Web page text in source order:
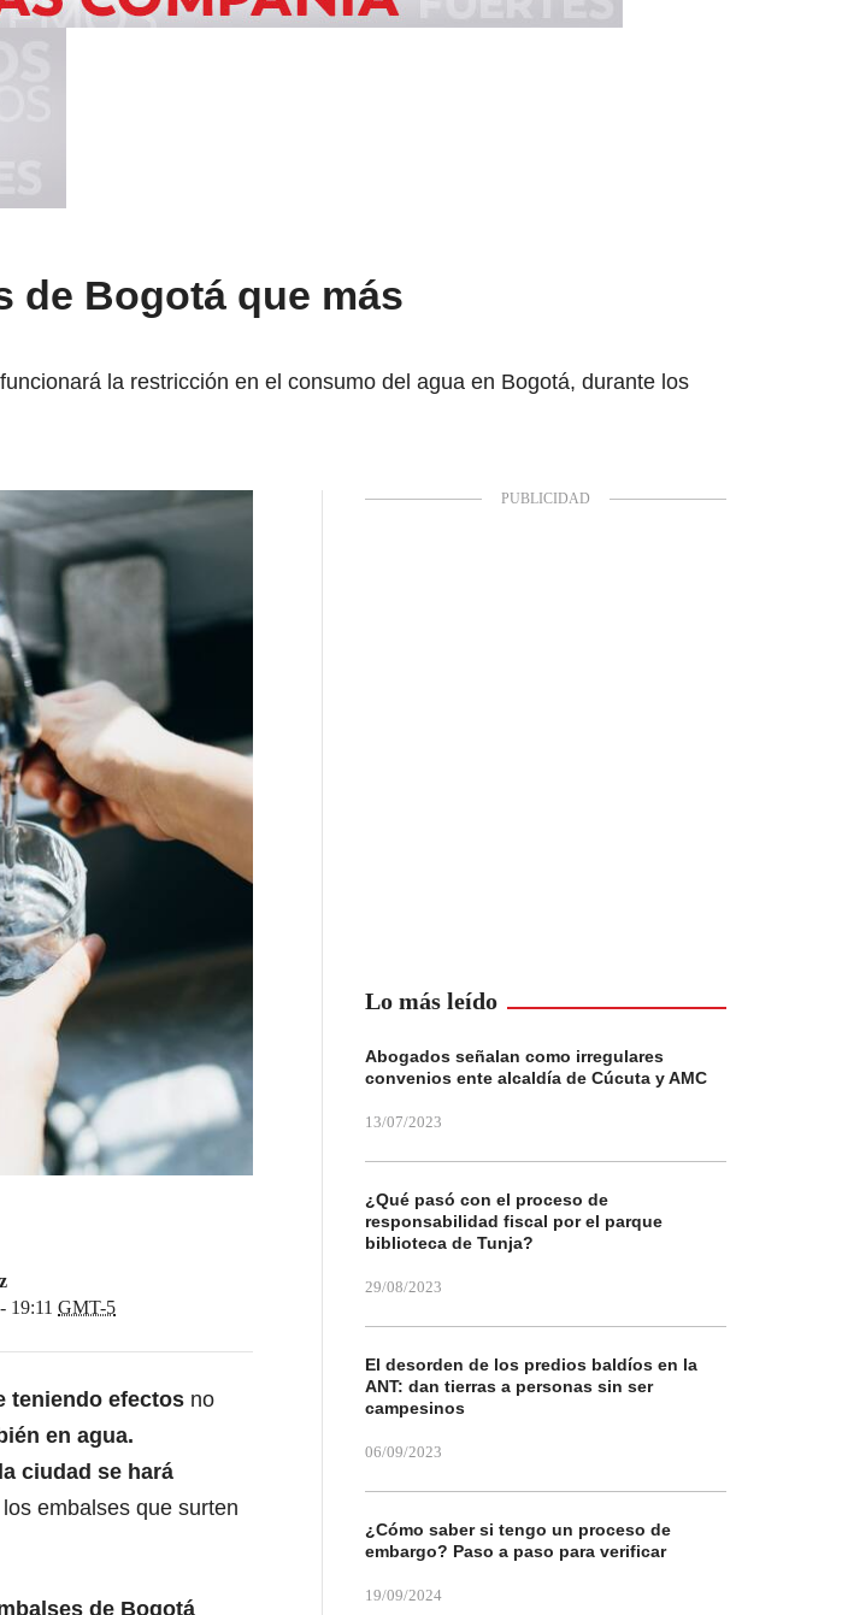
de Bogotá que más
la restricción en el consumo del agua en Bogotá, durante los
19:11 GMT-5
teniendo efectos no
en agua.
ciudad se hará
embalses que surten
de Bogotá
Lo más leído
Abogados señalan como irregulares
convenios ente alcaldía de Cúcuta y AMC
13/07/2023
¿Qué pasó con el proceso de
responsabilidad fiscal por el parque
biblioteca de Tunja?
29/08/2023
El desorden de los predios baldíos en la
ANT: dan tierras a personas sin ser
campesinos
06/09/2023
¿Cómo saber si tengo un proceso de
embargo? Paso a paso para verificar
19/09/2024